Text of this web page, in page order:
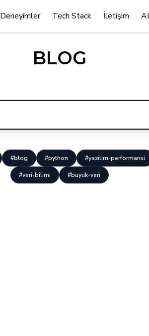
Deneyimler Tech Stack İletişim AI
BLOG
#blog #python #yazilim-performansi
#veri-bilimi #buyuk-veri